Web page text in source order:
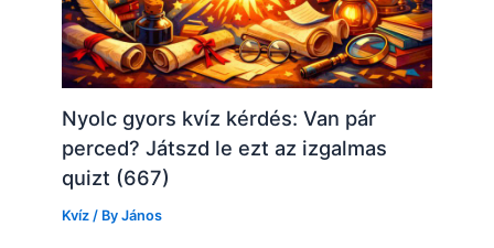
Nyolc gyors kvíz kérdés: Van pár
perced? Játszd le ezt az izgalmas
quizt (667)
Kvíz / ByJános